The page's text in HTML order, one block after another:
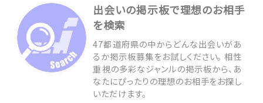
出会いの掲示板で理想のお相手
を検索
47都道府県の中からどんな出会いがあ
るか掲示板募集をお試しください。 相性
重視の多彩なジャンルの掲示板から、あ
なたにぴったりの理想のお相手をお探し
いただけます。